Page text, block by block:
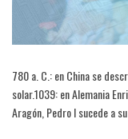
780 a. C.: en China se
solar.1039: en Alemania
Aragón, Pedro I sucede a